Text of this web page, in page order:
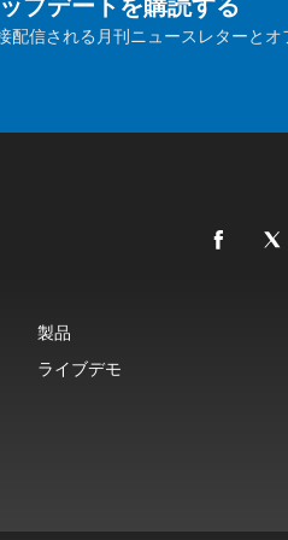
配信される月刊ニュースレターと
製品
ライブデモ